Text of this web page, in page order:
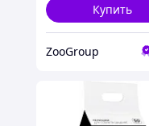
Купить
ZooGroup